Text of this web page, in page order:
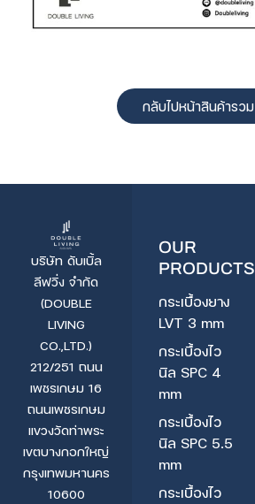
กลับไปหน้าสินค้ารวม
OUR
PRODUCTS
กระเบื้องยาง
LVT 3 mm
กระเบื้องไว
นิล SPC 4
mm
กระเบื้องไว
นิล SPC 5.5
mm
กระเบื้องไว
บริษัท ดับเบิ้ล
ลีฟวิ่ง จำกัด
(DOUBLE
LIVING
CO.,LTD.)
212/251 ถนน
เพชรเกษม 16
ถนนเพชรเกษม
แขวงวัดท่าพระ
เขตบางกอกใหญ่
กรุงเทพมหานคร
10600